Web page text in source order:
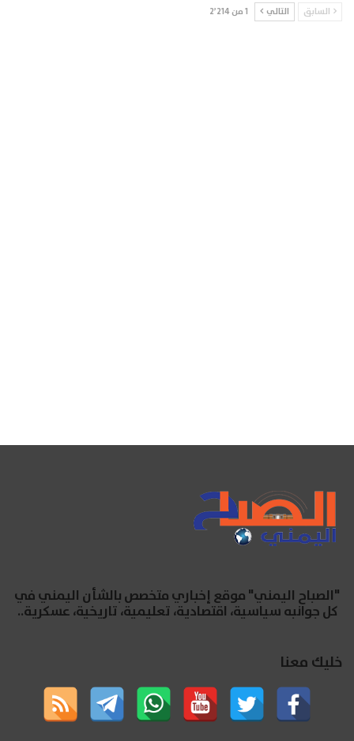
السابق التالي 1 من 2٬214
"الصباح اليمني" موقع إخباري متخصص بالشأن اليمني في
كل جوانبه سياسية، اقتصادية، تعليمية، تاريخية، عسكرية..
خليك معنا